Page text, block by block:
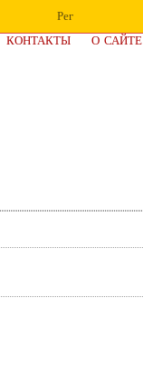
Рег
КОНТАКТЫ О САЙТЕ